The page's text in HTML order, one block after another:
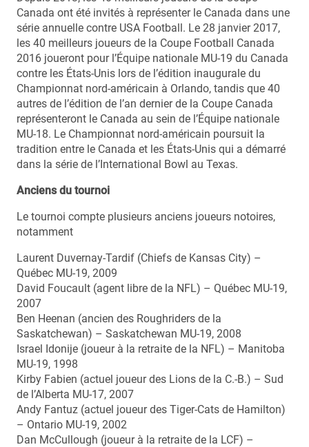
Canada ont été invités à représenter le Canada dans une
série annuelle contre USA Football. Le 28 janvier 2017,
les 40 meilleurs joueurs de la Coupe Football Canada
2016 joueront pour l’Équipe nationale MU-19 du Canada
contre les États-Unis lors de l’édition inaugurale du
Championnat nord-américain à Orlando, tandis que 40
autres de l’édition de l’an dernier de la Coupe Canada
représenteront le Canada au sein de l’Équipe nationale
MU-18. Le Championnat nord-américain poursuit la
tradition entre le Canada et les États-Unis qui a démarré
dans la série de l’International Bowl au Texas.
Anciens du tournoi
Le tournoi compte plusieurs anciens joueurs notoires,
notamment
Laurent Duvernay-Tardif (Chiefs de Kansas City) –
Québec MU-19, 2009
David Foucault (agent libre de la NFL) – Québec MU-19,
2007
Ben Heenan (ancien des Roughriders de la
Saskatchewan) – Saskatchewan MU-19, 2008
Israel Idonije (joueur à la retraite de la NFL) – Manitoba
MU-19, 1998
Kirby Fabien (actuel joueur des Lions de la C.-B.) – Sud
de l’Alberta MU-17, 2007
Andy Fantuz (actuel joueur des Tiger-Cats de Hamilton)
– Ontario MU-19, 2002
Dan McCullough (joueur à la retraite de la LCF) –